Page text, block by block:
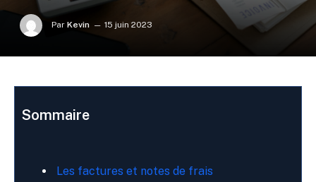
Par Kevin 15 juin 2023
Sommaire
Les factures et notes de frais